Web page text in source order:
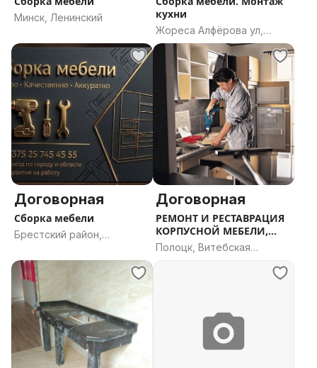
Минск, Ленинский
кухни
Жореса Алфёрова ул,
Минск
Договорная
Сборка мебели
Брестский район,
Договорная
РЕМОНТ И РЕСТАВРАЦИЯ
КОРПУСНОЙ МЕБЕЛИ,
КУХНИ,ШКАФ
Полоцк, Витебская